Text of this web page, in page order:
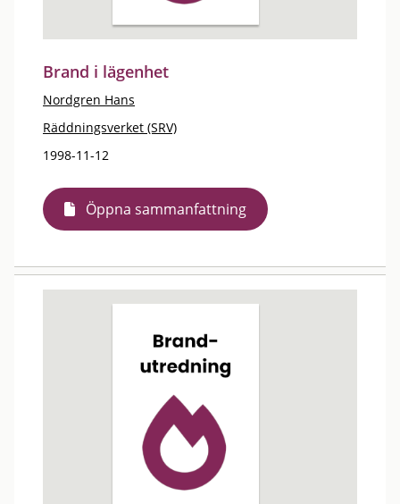
Brand i lägenhet
Nordgren Hans
Räddningsverket (SRV)
1998-11-12
Öppna sammanfattning